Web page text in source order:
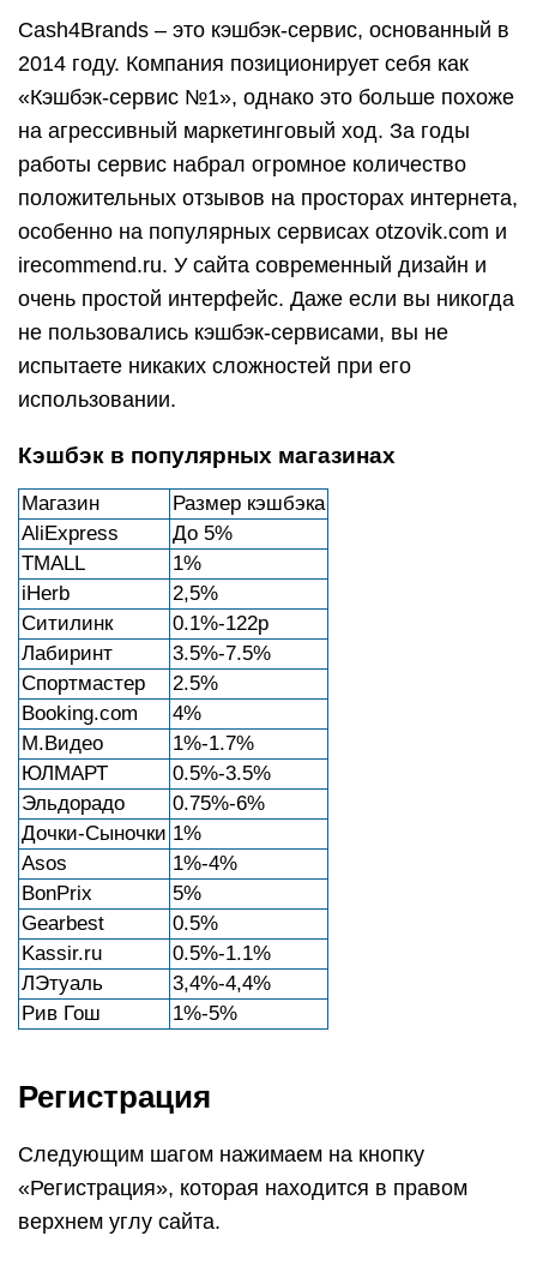
Cash4Brands – это кэшбэк-сервис, основанный в
2014 году. Компания позиционирует себя как
«Кэшбэк-сервис №1», однако это больше похоже
на агрессивный маркетинговый ход. За годы
работы сервис набрал огромное количество
положительных отзывов на просторах интернета,
особенно на популярных сервисах otzovik.com и
irecommend.ru. У сайта современный дизайн и
очень простой интерфейс. Даже если вы никогда
не пользовались кэшбэк-сервисами, вы не
испытаете никаких сложностей при его
использовании.
Кэшбэк в популярных магазинах
Магазин
Размер кэшбэка
AliExpress
До 5%
TMALL
1%
iHerb
2,5%
Ситилинк
0.1%-122р
Лабиринт
3.5%-7.5%
Спортмастер
2.5%
Booking.com
4%
М.Видео
1%-1.7%
ЮЛМАРТ
0.5%-3.5%
Эльдорадо
0.75%-6%
Дочки-Сыночки 1%
Asos
1%-4%
BonPrix
5%
Gearbest
0.5%
Kassir.ru
0.5%-1.1%
ЛЭтуаль
3,4%-4,4%
Рив Гош
1%-5%
Регистрация
Следующим шагом нажимаем на кнопку
«Регистрация», которая находится в правом
верхнем углу сайта.